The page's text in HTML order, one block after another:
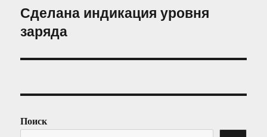
Следующая
запись:
Сделана индикация уровня
заряда
Поиск